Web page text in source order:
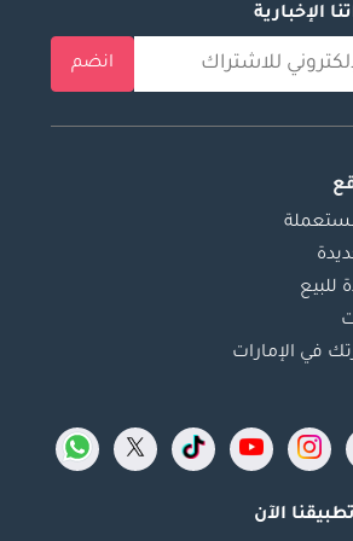
الإخبارية
انضم
للبيع
في الإمارات
الآن